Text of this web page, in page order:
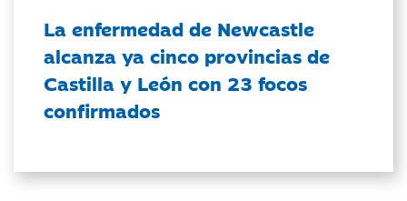
La enfermedad de Newcastle
alcanza ya cinco provincias de
Castilla y León con 23 focos
confirmados